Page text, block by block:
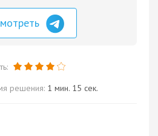
решения: 1 мин. 15 сек.